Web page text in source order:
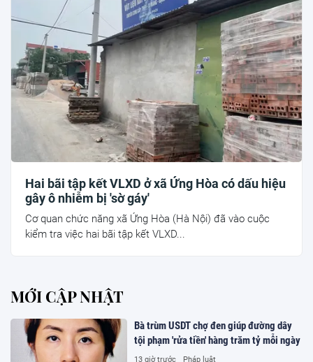
Hai bãi tập kết VLXD ở xã Ứng Hòa có dấu hiệu
gây ô nhiễm bị 'sờ gáy'
Cơ quan chức năng xã Ứng Hòa (Hà Nội) đã vào cuộc
kiểm tra việc hai bãi tập kết VLXD...
MỚI CẬP NHẬT
Bà trùm USDT chợ đen giúp đường dây
tội phạm 'rửa tiền' hàng trăm tỷ mỗi ngày
13 giờ trước Pháp luật